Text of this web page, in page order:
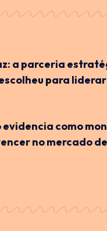
a parceria
para
evidencia como
no mercado de